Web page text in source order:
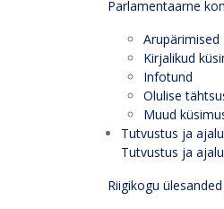
Parlamentaarne
Arupärimised
Kirjalikud
Infotund
Olulise
Muud
Tutvustus ja
Tutvustus ja
Riigikogu